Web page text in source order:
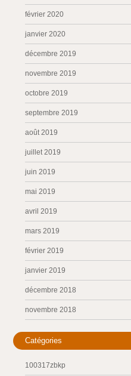
février 2020
janvier 2020
décembre 2019
novembre 2019
octobre 2019
septembre 2019
août 2019
juillet 2019
juin 2019
mai 2019
avril 2019
mars 2019
février 2019
janvier 2019
décembre 2018
novembre 2018
Catégories
100317zbkp